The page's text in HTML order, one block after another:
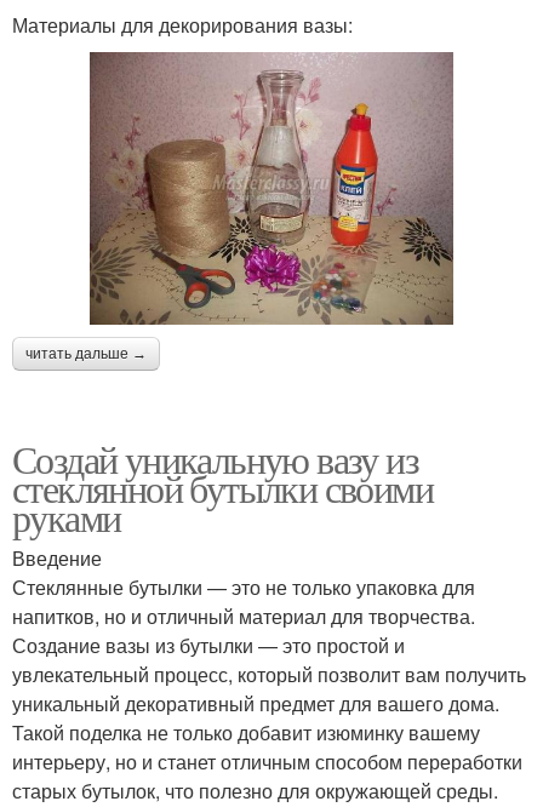
Материалы для декорирования вазы:
читать дальше →
Создай уникальную вазу из
стеклянной бутылки своими
руками
Введение
Стеклянные бутылки — это не только упаковка для
напитков, но и отличный материал для творчества.
Создание вазы из бутылки — это простой и
увлекательный процесс, который позволит вам получить
уникальный декоративный предмет для вашего дома.
Такой поделка не только добавит изюминку вашему
интерьеру, но и станет отличным способом переработки
старых бутылок, что полезно для окружающей среды.